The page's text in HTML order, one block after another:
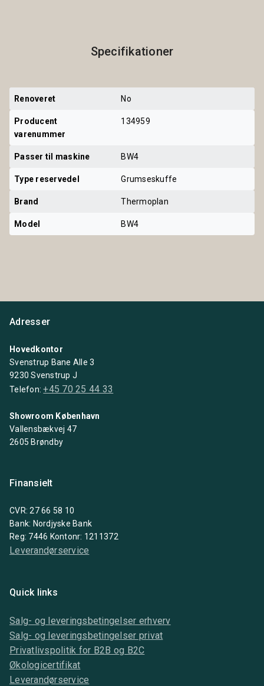
Specifikationer
Renoveret No
Producent
varenummer
134959
Passer til maskine BW4
Type reservedel Grumseskuffe
Brand Thermoplan
Model BW4
Adresser
Hovedkontor
Svenstrup Bane Alle 3
9230 Svenstrup J
Telefon:+45 70 25 44 33
Showroom København
Vallensbækvej 47
2605 Brøndby
Finansielt
CVR: 27 66 58 10
Bank: Nordjyske Bank
Reg: 7446 Kontonr: 1211372
Leverandørservice
Quick links
Salg- og leveringsbetingelser erhverv
Salg- og leveringsbetingelser privat
Privatlivspolitik for B2B og B2C
Økologicertifikat
Leverandørservice